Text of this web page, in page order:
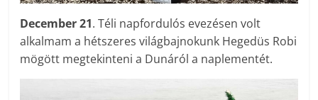
December 21. Téli napfordulós evezésen volt
alkalmam a hétszeres világbajnokunk Hegedüs Robi
mögött megtekinteni a Dunáról a naplementét.